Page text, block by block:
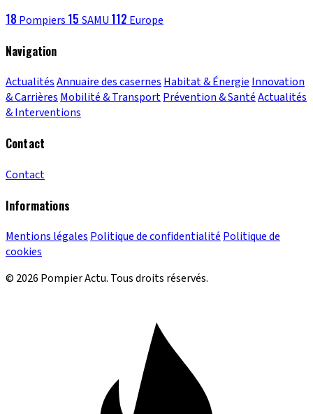
18 Pompiers 15 SAMU 112 Europe
Navigation
ActualitésAnnuaire des casernes Habitat & Énergie Innovation
& Carrières Mobilité & TransportPrévention & SantéActualités
& Interventions
Contact
Contact
Informations
Mentions légales Politique de confidentialité Politique de
cookies
© 2026 Pompier Actu. Tous droits réservés.